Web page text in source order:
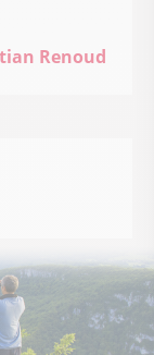
Renoud